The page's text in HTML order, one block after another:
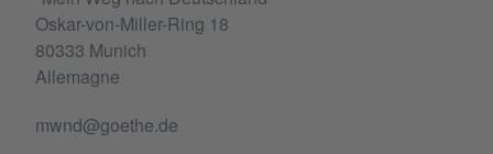
Oskar-von-Miller-Ring 18
80333 Munich
Allemagne
mwnd@goethe.de